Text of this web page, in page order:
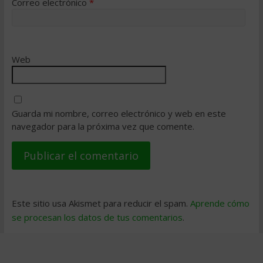
Web
Guarda mi nombre, correo electrónico y web en este
navegador para la próxima vez que comente.
Este sitio usa Akismet para reducir el spam. Aprende cómo
se procesan los datos de tus comentarios.